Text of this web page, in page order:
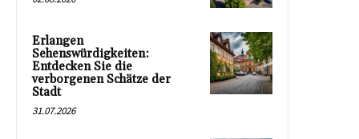
Erlangen
Sehenswürdigkeiten:
Entdecken Sie die
verborgenen Schätze der
Stadt
31.07.2026